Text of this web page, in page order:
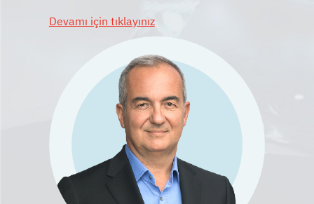
Devamı için tıklayınız